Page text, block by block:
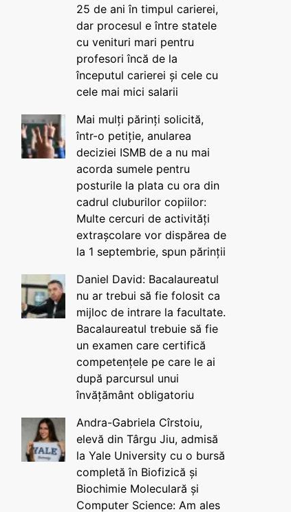
25 de ani în timpul carierei,
dar procesul e între statele
cu venituri mari pentru
profesori încă de la
începutul carierei și cele cu
cele mai mici salarii
Mai mulți părinți solicită,
într-o petiție, anularea
deciziei ISMB de a nu mai
acorda sumele pentru
posturile la plata cu ora din
cadrul cluburilor copiilor:
Multe cercuri de activități
extrașcolare vor dispărea de
la 1 septembrie, spun părinții
Daniel David: Bacalaureatul
nu ar trebui să fie folosit ca
mijloc de intrare la facultate.
Bacalaureatul trebuie să fie
un examen care certifică
competențele pe care le ai
după parcursul unui
învățământ obligatoriu
Andra-Gabriela Cîrstoiu,
elevă din Târgu Jiu, admisă
la Yale University cu o bursă
completă în Biofizică și
Biochimie Moleculară și
Computer Science: Am ales